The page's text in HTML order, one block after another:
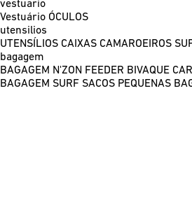
vestuario
Vestuário ÓCULOS
utensilios
UTENSÍLIOS CAIXAS CAMAROEIROS
bagagem
BAGAGEM N'ZON FEEDER BIVAQUE
BAGAGEM SURF SACOS PEQUENAS